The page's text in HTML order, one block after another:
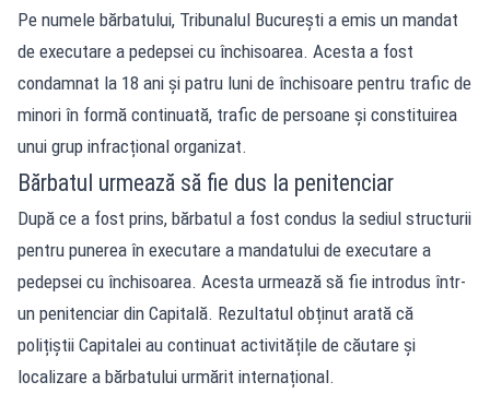
Pe numele bărbatului, Tribunalul București a emis un mandat
de executare a pedepsei cu închisoarea. Acesta a fost
condamnat la 18 ani și patru luni de închisoare pentru trafic de
minori în formă continuată, trafic de persoane și constituirea
unui grup infracțional organizat.
Bărbatul urmează să fie dus la penitenciar
După ce a fost prins, bărbatul a fost condus la sediul structurii
pentru punerea în executare a mandatului de executare a
pedepsei cu închisoarea. Acesta urmează să fie introdus într-
un penitenciar din Capitală. Rezultatul obținut arată că
polițiștii Capitalei au continuat activitățile de căutare și
localizare a bărbatului urmărit internațional.